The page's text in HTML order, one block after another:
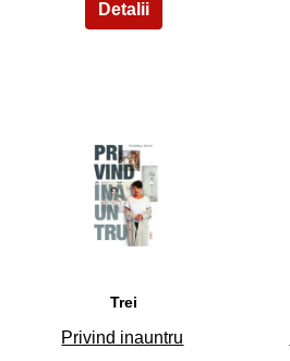
27
Trei
Privind inauntru